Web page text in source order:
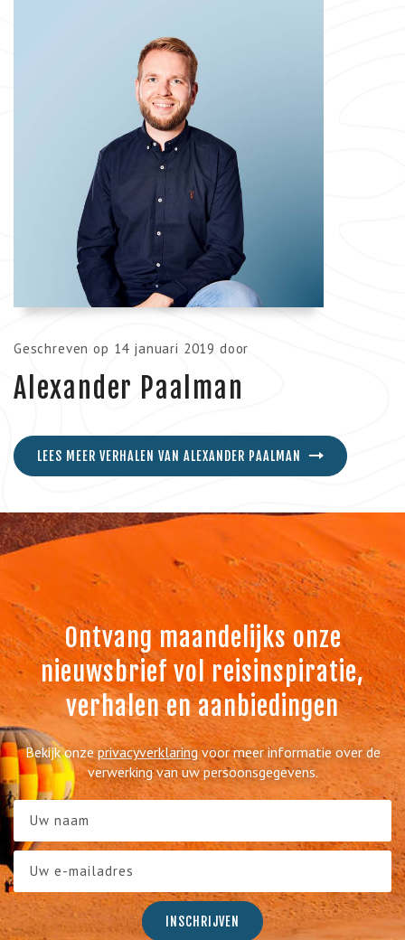
Geschreven op 14 januari 2019 door
Alexander Paalman
LEES MEER VERHALEN VAN ALEXANDER PAALMAN
Ontvang maandelijks onze
nieuwsbrief vol reisinspiratie,
verhalen en aanbiedingen
Bekijk onzeprivacyverklaringvoor meer informatie over de
verwerking van uw persoonsgegevens.